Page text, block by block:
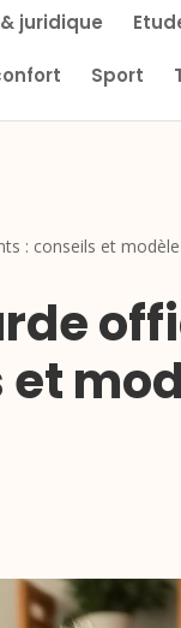
juridique
Sport
: conseils et